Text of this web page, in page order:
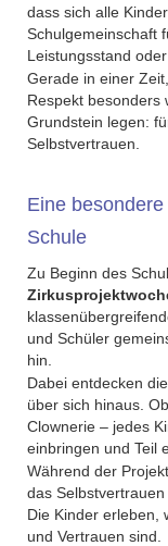
dass sich alle
Schulgemeinschaft
Leistungsstand
Gerade in einer
Respekt besonders
Grundstein legen:
Selbstvertrauen.
Eine
Schule
Zu Beginn des
und Schüler
hin.
Dabei entdecken
über sich hinaus.
Clownerie – jedes
einbringen und Teil
Während der
das
Die Kinder erleben,
und Vertrauen sind.